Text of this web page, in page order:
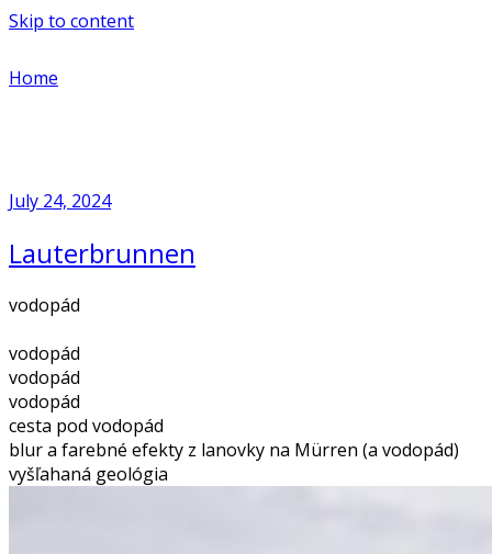
Skip to content
Home
July 24, 2024
Lauterbrunnen
vodopád
vodopád
vodopád
vodopád
cesta pod vodopád
blur a farebné efekty z lanovky na Mürren (a vodopád)
vyšľahaná geológia